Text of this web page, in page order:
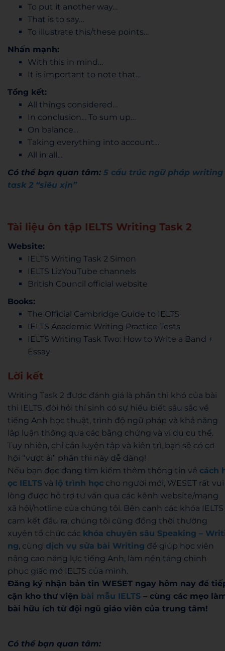
To put it another way…
That is to say…
To illustrate this/these points…
Nhấn mạnh:
With this in mind…
It is important to note that…
Tổng kết:
All things considered…
In conclusion… To sum up…
On balance…
Taking everything into account…
All in all…
Có thể bạn quan tâm: 5 cấu trúc ngữ pháp writing
task 2 “siêu xịn”
Tài liệu ôn tập IELTS Writing Task 2
Website:
IELTS Writing Task 2 Simon
IELTS LizYouTube channels
British Council official website
Books:
The Official Cambridge Guide to IELTS
IELTS Academic Writing Practice Tests
IELTS Writing Task Two: How to Write a Band +
Essay
Lời kết
Writing Task 2 được đánh giá là phần thi khó của bài
thi IELTS, đòi hỏi thí sinh có sự hiểu biết sâu sắc về
tiếng Anh học thuật, trình độ ngữ pháp và khả năng
lập luận thông qua các bằng chứng và ví dụ cụ thể.
Tuy nhiên, chỉ cần luyện tập và kiên trì, bạn sẽ có cơ
hội “vượt ải” phần thi này dễ dàng!
Nếu bạn đọc đang tìm kiếm thêm thông tin về cách
ọc IELTS và lộ trình học cho người mới, WESET rất vui
lòng được hỗ trợ tư vấn qua các kênh website/mạng
xã hội/hotline của chúng tôi. Bên cạnh các khóa IELTS
cam kết đầu ra, chúng tôi cũng đồng thời thường
xuyên tổ chức các khóa chuyên sâu Speaking –
ng, cùng dịch vụ sửa bài Writing để giúp học viên
nâng cao năng lực tiếng Anh, làm nền tảng chinh
phục giấc mớ IELTS của mình.
Đăng ký nhận bản tin WESET ngay hôm nay để
cận kho thư viện bài mẫu IELTS – cùng các mẹo
bài hữu ích từ đội ngũ giáo viên của trung tâm!
Có thể bạn quan tâm: